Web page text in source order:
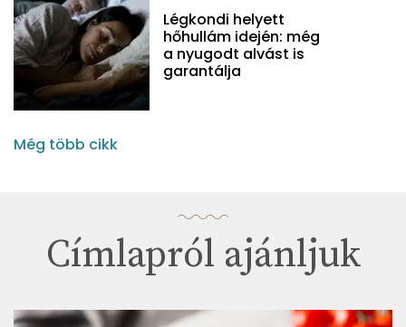
Légkondi helyett
hőhullám idején: még
a nyugodt alvást is
garantálja
Még több cikk
Címlapról ajánljuk